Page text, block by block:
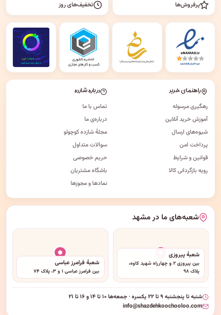
پرفروش‌ها تخفیف‌های روز
راهنمای خرید
رهگیری مرسوله
آموزش خرید آنلاین
شیوه‌های ارسال
پرداخت امن
قوانین و شرایط
رویه بازگردانی کالا
درباره شازده
تماس با ما
درباره‌ی ما
مجلهٔ شازده کوچولو
سوالات متداول
حریم خصوصی
باشگاه مشتریان
نمادها و مجوزها
شعبه‌های ما در مشهد
شعبهٔ پیروزی
بین پیروزی ۲ و چهارراه شهید کاوه،
پلاک ۹۸
شعبهٔ فرامرز عباسی
بین فرامرز عباسی ۱ و ۳، پلاک ۷۴
شنبه تا پنجشنبه ۹ تا ۲۲ یکسره · جمعه‌ها ۱۰ تا ۱۴ و ۱۶ تا ۲۱
info@shazdehkoochooloo.com